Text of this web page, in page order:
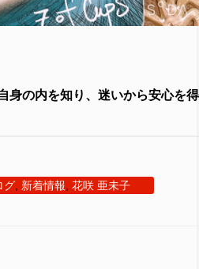
身の内を知り、迷いから安心を得
グ 新着情報 花咲 亜未子